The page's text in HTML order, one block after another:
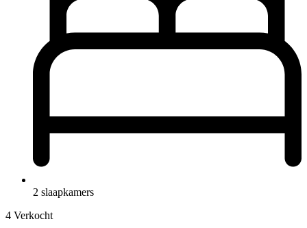
2 slaapkamers
4 Verkocht